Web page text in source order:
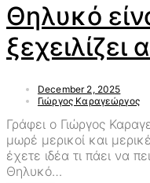
Θηλυκό
December 2, 2025
Γιώργος Καραγεώργος
Γράφει ο Γιώργος
μωρέ μερικοί και
έχετε ιδέα τι πάει να
Θηλυκό…